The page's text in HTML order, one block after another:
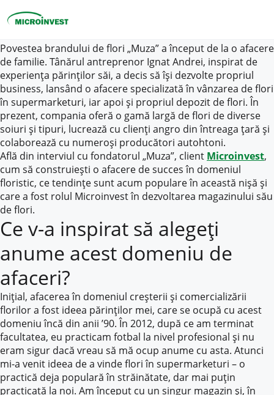
Personal
Business
Despre Microinvest
Pentru Clienți
Povestea brandului de flori „Muza” a început de la o afacere
de familie. Tânărul antreprenor Ignat Andrei, inspirat de
experiența părinților săi, a decis să își dezvolte propriul
business, lansând o afacere specializată în vânzarea de flori
în supermarketuri, iar apoi și propriul depozit de flori. În
prezent, compania oferă o gamă largă de flori de diverse
soiuri și tipuri, lucrează cu clienți angro din întreaga țară și
colaborează cu numeroși producători autohtoni.
Află din interviul cu fondatorul „Muza”, client Microinvest,
cum să construiești o afacere de succes în domeniul
floristic, ce tendințe sunt acum populare în această nișă și
care a fost rolul Microinvest în dezvoltarea magazinului său
de flori.
Ce v-a inspirat să alegeți
anume acest domeniu de
afaceri?
Inițial, afacerea în domeniul creșterii și comercializării
florilor a fost ideea părinților mei, care se ocupă cu acest
domeniu încă din anii ’90. În 2012, după ce am terminat
facultatea, eu practicam fotbal la nivel profesional și nu
eram sigur dacă vreau să mă ocup anume cu asta. Atunci
mi-a venit ideea de a vinde flori în supermarketuri – o
practică deja populară în străinătate, dar mai puțin
practicată la noi. Am început cu un singur magazin și, în